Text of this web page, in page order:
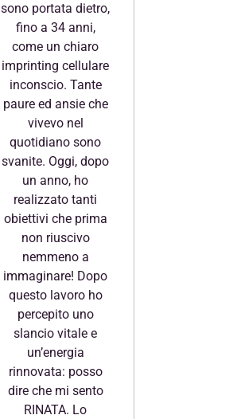
sono portata dietro,
fino a 34 anni,
come un chiaro
imprinting cellulare
inconscio. Tante
paure ed ansie che
vivevo nel
quotidiano sono
svanite. Oggi, dopo
un anno, ho
realizzato tanti
obiettivi che prima
non riuscivo
nemmeno a
immaginare! Dopo
questo lavoro ho
percepito uno
slancio vitale e
un’energia
rinnovata: posso
dire che mi sento
RINATA. Lo